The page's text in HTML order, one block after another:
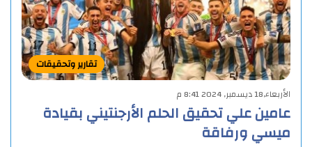
تقارير وتحقيقات
الأربعاء,18 ديسمبر, 2024 8:41 م
عامين علي تحقيق الحلم الأرجنتيني بقيادة
ميسي ورفاقة